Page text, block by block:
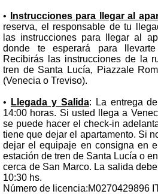
• Instrucciones para llegar al
reserva, el responsable de tu
las instrucciones para llegar al
donde te esperará para
Recibirás las instrucciones de la
tren de Santa Lucía, Piazzale
(Venecia o Treviso).
• Llegada y Salida: La entrega
14:00 horas. Si usted llega a
se puede hacer el check-in
tiene que dejar el apartamento. Si
dejar el equipaje en consigna en
estación de tren de Santa Lucía o
cerca de San Marco. La salida
10:30 hs.
Número de licencia:M0270429896